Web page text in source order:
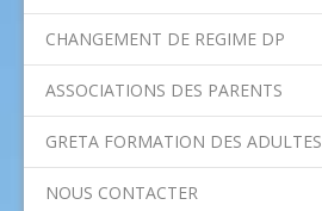
Ministère de l'Education Nationale
CHANGEMENT DE REGIME DP
ASSOCIATIONS DES PARENTS
GRETA FORMATION DES ADULTES
NOUS CONTACTER